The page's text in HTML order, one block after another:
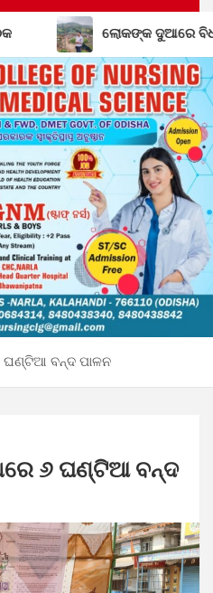
ମୌଳିକ ସମସ୍ୟା ନେଇ ତତ୍ପରତା
ଘଣ୍ଟିଆ ବନ୍ଦ ପାଳନ
୬ ଘଣ୍ଟିଆ ବନ୍ଦ